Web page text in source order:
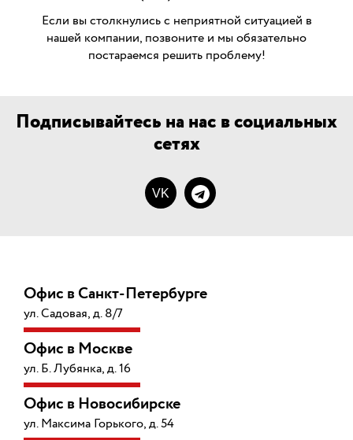
Если вы столкнулись с неприятной ситуацией в
нашей компании, позвоните и мы обязательно
постараемся решить проблему!
Подписывайтесь на нас в социальных
сетях
VK
Офис в Санкт-Петербурге
ул. Садовая, д. 8/7
Офис в Москве
ул. Б. Лубянка, д. 16
Офис в Новосибирске
ул. Максима Горького, д. 54